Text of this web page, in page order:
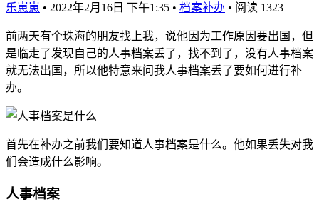
乐崽崽 • 2022年2月16日 下午1:35 • 档案补办 • 阅读 1323
前两天有个珠海的朋友找上我，说他因为工作原因要出国，但
是临走了发现自己的人事档案丢了，找不到了，没有人事档案
就无法出国，所以他特意来问我人事档案丢了要如何进行补
办。
首先在补办之前我们要知道人事档案是什么。他如果丢失对我
们会造成什么影响。
人事档案